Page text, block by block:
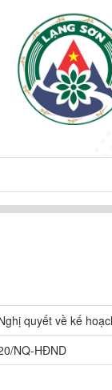
quyết về kế
NQ-HĐND